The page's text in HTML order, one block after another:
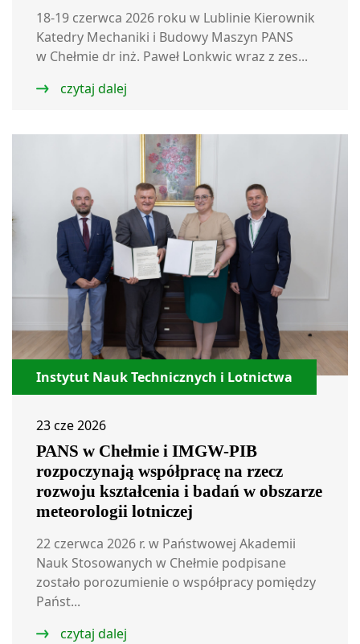
18-19 czerwca 2026 roku w Lublinie Kierownik
Katedry Mechaniki i Budowy Maszyn PANS
w Chełmie dr inż. Paweł Lonkwic wraz z zes...
czytaj dalej
Instytut Nauk Technicznych i Lotnictwa
23 cze 2026
PANS w Chełmie i IMGW-PIB
rozpoczynają współpracę na rzecz
rozwoju kształcenia i badań w obszarze
meteorologii lotniczej
22 czerwca 2026 r. w Państwowej Akademii
Nauk Stosowanych w Chełmie podpisane
zostało porozumienie o współpracy pomiędzy
Państ...
czytaj dalej